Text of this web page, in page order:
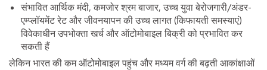
संभावित आर्थिक मंदी, कमजोर श्रम बाजार, उच्च युवा बेरोजगारी/अंडर-
एम्प्लॉयमेंट रेट और जीवनयापन की उच्च लागत (किफायती समस्याएं)
विवेकाधीन उपभोक्ता खर्च और ऑटोमोबाइल बिक्री को प्रभावित कर
सकती हैं
लेकिन भारत की कम ऑटोमोबाइल पहुंच और मध्यम वर्ग की बढ़ती आकांक्षाओं